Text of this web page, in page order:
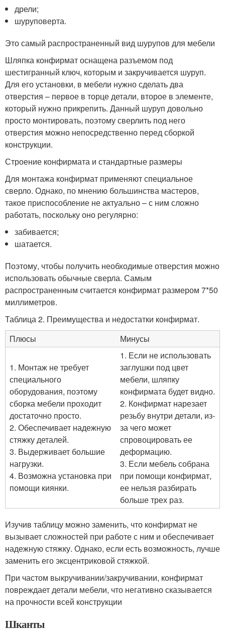
дрели;
шуруповерта.
Это самый распространенный вид шурупов для мебели
Шляпка конфирмат оснащена разъемом под
шестигранный ключ, которым и закручивается шуруп.
Для его установки, в мебели нужно сделать два
отверстия – первое в торце детали, второе в элементе,
который нужно прикрепить. Данный шуруп довольно
просто монтировать, поэтому сверлить под него
отверстия можно непосредственно перед сборкой
конструкции.
Строение конфирмата и стандартные размеры
Для монтажа конфирмат применяют специальное
сверло. Однако, по мнению большинства мастеров,
такое приспособление не актуально – с ним сложно
работать, поскольку оно регулярно:
забивается;
шатается.
Поэтому, чтобы получить необходимые отверстия можно
использовать обычные сверла. Самым
распространенным считается конфирмат размером 7*50
миллиметров.
Таблица 2. Преимущества и недостатки конфирмат.
Плюсы
Минусы
1. Монтаж не требует
специального
оборудования, поэтому
сборка мебели проходит
достаточно просто.
2. Обеспечивает надежную
стяжку деталей.
3. Выдерживает большие
нагрузки.
4. Возможна установка при
помощи киянки.
1. Если не использовать
заглушки под цвет
мебели, шляпку
конфирмата будет видно.
2. Конфирмат нарезает
резьбу внутри детали, из-
за чего может
спровоцировать ее
деформацию.
3. Если мебель собрана
при помощи конфирмат,
ее нельзя разбирать
больше трех раз.
Изучив таблицу можно заменить, что конфирмат не
вызывает сложностей при работе с ним и обеспечивает
надежную стяжку. Однако, если есть возможность, лучше
заменить его эксцентриковой стяжкой.
При частом выкручивании/закручивании, конфирмат
повреждает детали мебели, что негативно сказывается
на прочности всей конструкции
Шканты